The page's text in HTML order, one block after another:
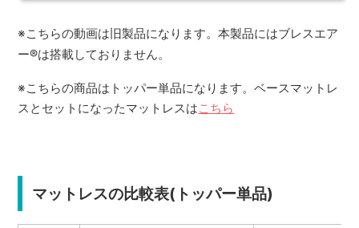
※こちらの動画は旧製品になります。本製品にはブレスエア
ー®は搭載しておりません。
※こちらの商品はトッパー単品になります。ベースマットレ
スとセットになったマットレスはこちら
マットレスの比較表(トッパー単品)